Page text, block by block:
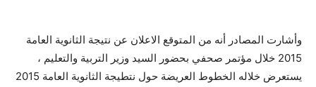
وأشارت المصادر أنه من المتوقع الاعلان عن نتيجة الثانوية العامة
2015 خلال مؤتمر صحفي بحضور السيد وزير التربية والتعليم ،
يستعرض خلاله الخطوط العريضة حول نتطيجة الثانوية العامة 2015